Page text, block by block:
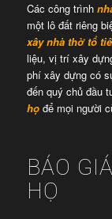
Các công trình
một lô đất riêng
xây nhà thờ tổ
liệu, vị trí xây
phí xây dựng có
đến quý chủ đầu
họđể mọi người
BÁO
HỌ